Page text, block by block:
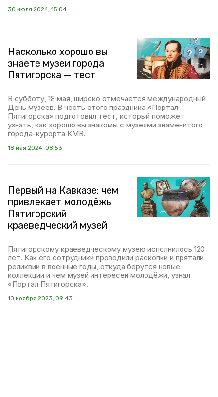
30 июля 2024, 15:04
Насколько хорошо вы
знаете музеи города
Пятигорска — тест
В субботу, 18 мая, широко отмечается международный
День музеев. В честь этого праздника «Портал
Пятигорска» подготовил тест, который поможет
узнать, как хорошо вы знакомы с музеями знаменитого
города-курорта КМВ.
18 мая 2024, 08:53
Первый на Кавказе: чем
привлекает молодёжь
Пятигорский
краеведческий музей
Пятигорскому краеведческому музею исполнилось 120
лет. Как его сотрудники проводили раскопки и прятали
реликвии в военные годы, откуда берутся новые
коллекции и чем музей интересен молодёжи, узнал
«Портал Пятигорска».
10 ноября 2023, 09:43